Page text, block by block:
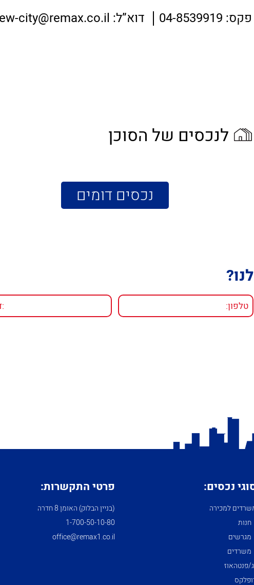
פקס: 04-8539919 דוא”ל: city@remax.co.il
לנכסים של הסוכן
נכסים דומים
נכסים:
למכירה
חנות
מגרשים
משרדים
פנטהאוז
פרטי התקשרות:
(בניין הבלוק) האומן 8 חדרה
1­-700­-50-­10-­80
office@remax1.co.il